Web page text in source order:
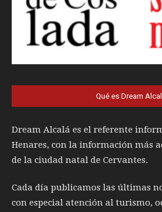
Qué es Dream
Dream Alcalá es el referente
Henares, con la información más
de la ciudad natal de Cervantes.
Cada día publicamos las últimas
con especial atención al turismo,